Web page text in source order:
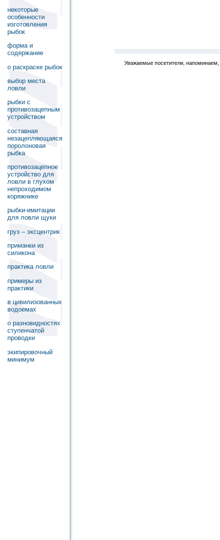
некоторые
особенности
изготовления
рыбок
форма и
содержание
о раскраске рыбок
выбор места
ловли
рыбки с
противозацепным
устройством
составная
незацепляющаяся
поролоновая
рыбка
противозацепное
устройство для
ловли в глухом
непроходимом
коряжнике
рыбки-имитации
для ловли щуки
груз – эксцентрик
приманки из
силикона
практика ловли
примеры из
практики
в цивилизованных
водоемах
о разновидностях
ступенчатой
проводки
экипировочный
минимум
Уважаемые посетители,